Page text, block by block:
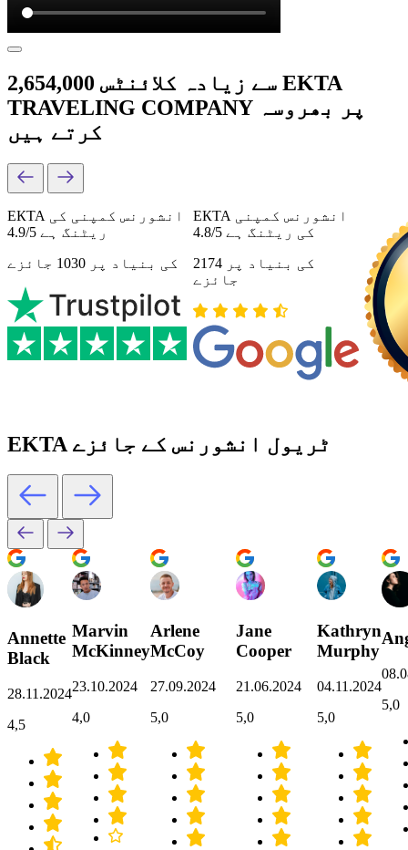
2,654,000 سے زیادہ کلائنٹس EKTA
TRAVELING COMPANY پر بھروسہ
کرتے ہیں
ЕКТА انشورنس کمپنی کی
ریٹنگ ہے 4.9/5
کی بنیاد پر 1030 جائزے
ЕКТА انشورنس کمپنی
کی ریٹنگ ہے 4.8/5
کی بنیاد پر 2174
جائزے
EKTA ٹریول انشورنس کے جائزے
Annette
Black
28.11.2024
4,5
Marvin
McKinney
23.10.2024
4,0
Arlene
McCoy
27.09.2024
5,0
Jane
Cooper
21.06.2024
5,0
Kathryn
Murphy
04.11.2024
5,0
5,0